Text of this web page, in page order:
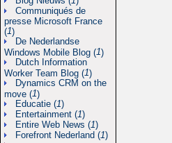
Communiqués de
presse Microsoft France
(1)
De Nederlandse
Windows Mobile Blog (1)
Dutch Information
Worker Team Blog (1)
Dynamics CRM on the
move (1)
Educatie (1)
Entertainment (1)
Entire Web News (1)
Forefront Nederland (1)